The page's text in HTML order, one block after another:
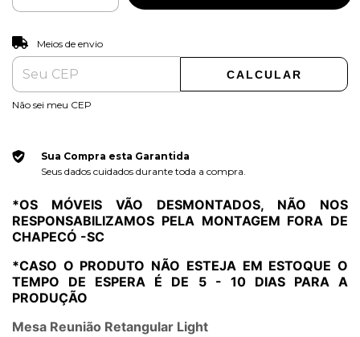
Entregas para o CEP:
Meios de envio
CALCULAR
Não sei meu CEP
Sua Compra esta Garantida
Seus dados cuidados durante toda a compra.
*OS MÓVEIS VÃO DESMONTADOS, NÃO NOS
RESPONSABILIZAMOS PELA MONTAGEM FORA DE
CHAPECÓ -SC
*CASO O PRODUTO NÃO ESTEJA EM ESTOQUE O
TEMPO DE ESPERA É DE 5 - 10 DIAS PARA A
PRODUÇÃO
Mesa Reunião Retangular Light